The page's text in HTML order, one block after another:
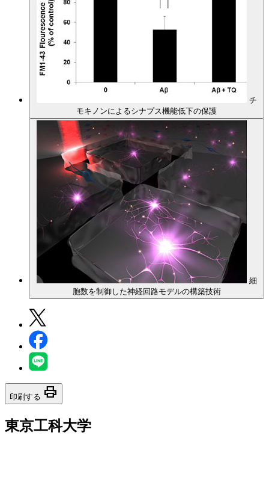
チ
モキノンによるシナプス機能低下の保護
細
胞数を制御した神経回路モデルの構築技術
印刷する print
東京工科大学